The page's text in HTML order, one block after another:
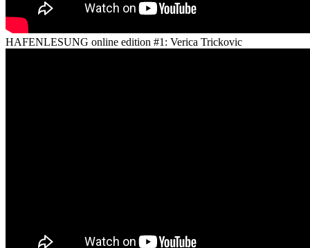
HAFENLESUNG online edition #1: Verica Trickovic